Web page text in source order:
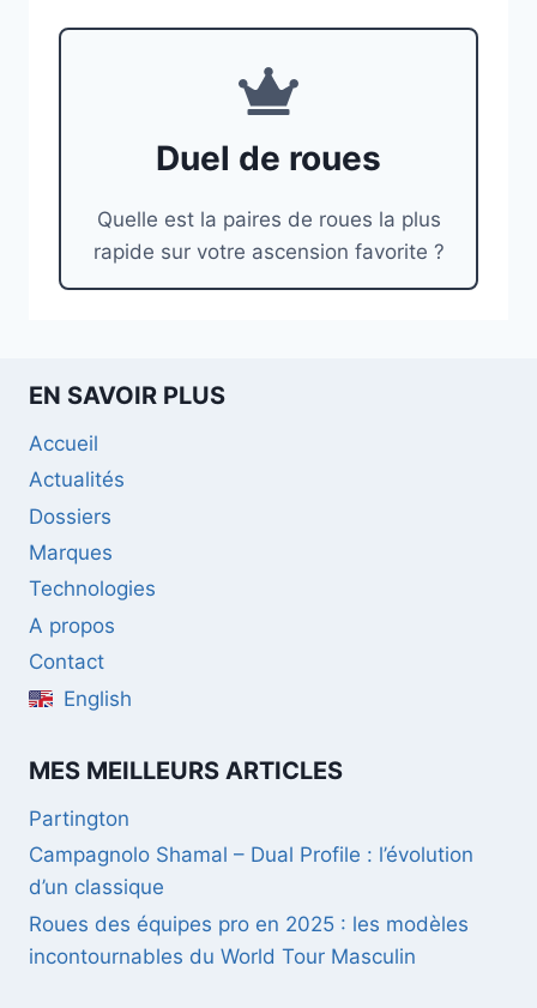
Duel de roues
Quelle est la paires de roues la plus
rapide sur votre ascension favorite ?
EN SAVOIR PLUS
Accueil
Actualités
Dossiers
Marques
Technologies
A propos
Contact
English
MES MEILLEURS ARTICLES
Partington
Campagnolo Shamal – Dual Profile : l’évolution
d’un classique
Roues des équipes pro en 2025 : les modèles
incontournables du World Tour Masculin